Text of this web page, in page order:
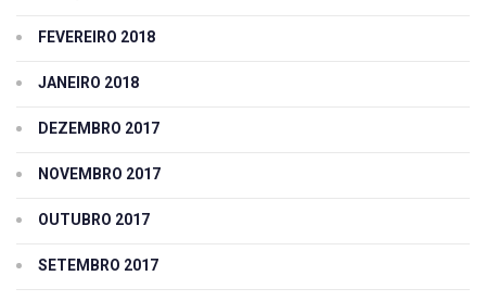
FEVEREIRO 2018
JANEIRO 2018
DEZEMBRO 2017
NOVEMBRO 2017
OUTUBRO 2017
SETEMBRO 2017